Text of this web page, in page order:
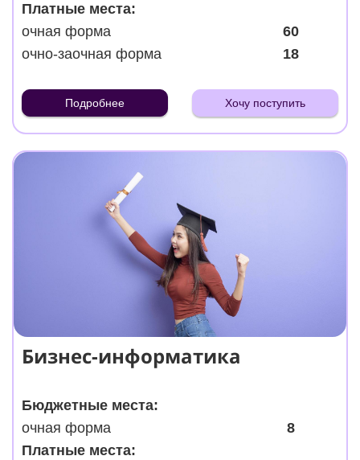
Платные места:
очная форма
очно-заочная форма
60
18
Подробнее Хочу поступить
Бизнес-информатика
Бюджетные места:
очная форма
Платные места:
8